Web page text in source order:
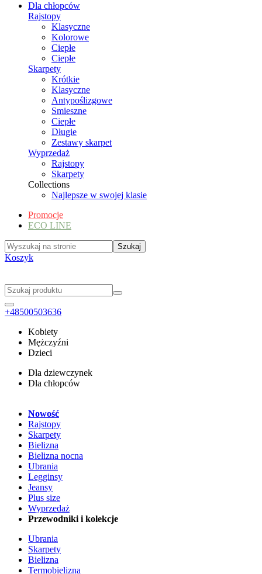
Dla chłopców
Rajstopy
Klasyczne
Kolorowe
Ciepłe
Ciepłe
Skarpety
Krótkie
Klasyczne
Antypoślizgowe
Smieszne
Ciepłe
Długie
Zestawy skarpet
Wyprzedaż
Rajstopy
Skarpety
Collections
Najlepsze w swojej klasie
Promocje
ECO LINE
Koszyk
+48500503636
Kobiety
Mężczyźni
Dzieci
Dla dziewczynek
Dla chłopców
Nowość
Rajstopy
Skarpety
Bielizna
Bielizna nocna
Ubrania
Legginsy
Jeansy
Plus size
Wyprzedaż
Przewodniki i kolekcje
Ubrania
Skarpety
Bielizna
Termobielizna